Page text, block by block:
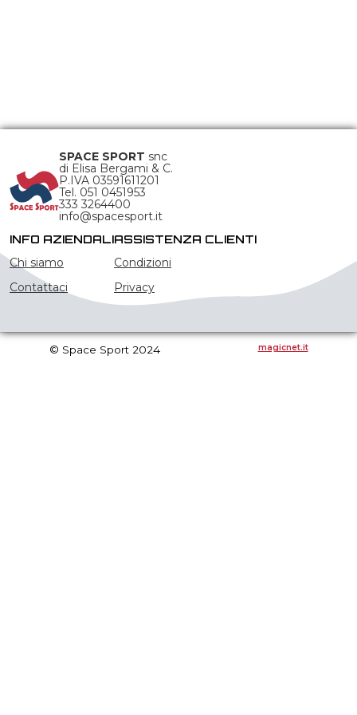
SPACE SPORT snc
di Elisa Bergami & C.
P.IVA 03591611201
Tel. 051 0451953
333 3264400
info@spacesport.it
INFO AZIENDALI
Chi siamo
Contattaci
ASSISTENZA CLIENTI
Condizioni
Privacy
© Space Sport 2024 magicnet.it